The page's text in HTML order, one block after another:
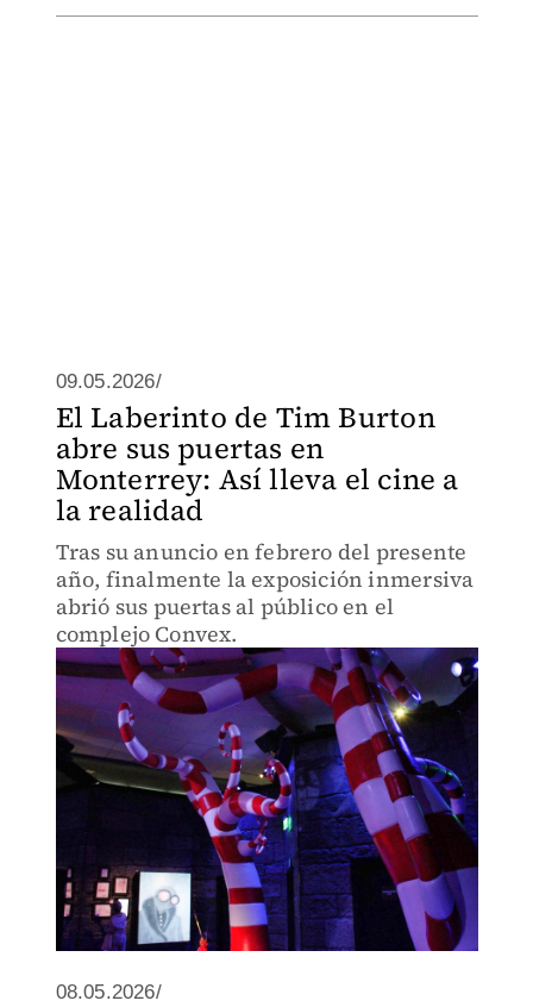
09.05.2026/
El Laberinto de Tim Burton
abre sus puertas en
Monterrey: Así lleva el cine a
la realidad
Tras su anuncio en febrero del presente
año, finalmente la exposición inmersiva
abrió sus puertas al público en el
complejo Convex.
08.05.2026/